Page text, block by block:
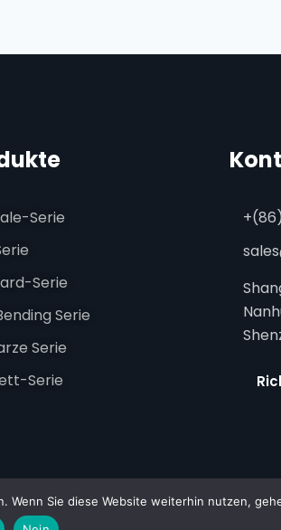
Serie
Serie
Serie
Serie
Serie
vorbehalten.
Sie diese Website weiterhin nutzen,